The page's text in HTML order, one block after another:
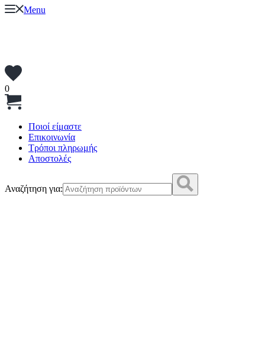
Menu
0
Ποιοί είμαστε
Επικοινωνία
Τρόποι πληρωμής
Αποστολές
Αναζήτηση για: